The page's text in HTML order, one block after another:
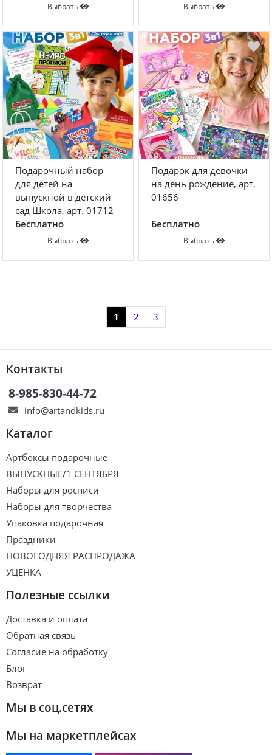
Выбрать Выбрать
Подарочный набор
для детей на
выпускной в детский
сад Школа, арт. 01712
Бесплатно
Выбрать
Подарок для девочки
на день рождение, арт.
01656
Бесплатно
Выбрать
1 2 3
Контакты
8-985-830-44-72
info@artandkids.ru
Каталог
Артбоксы подарочные
ВЫПУСКНЫЕ/1 СЕНТЯБРЯ
Наборы для росписи
Наборы для творчества
Упаковка подарочная
Праздники
НОВОГОДНЯЯ РАСПРОДАЖА
УЦЕНКА
Полезные ссылки
Доставка и оплата
Обратная связь
Согласие на обработку
Блог
Возврат
Мы в соц.сетях
Мы на маркетплейсах